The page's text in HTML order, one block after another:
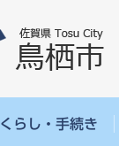
くらし・手続き